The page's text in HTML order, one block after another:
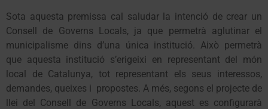
Sota aquesta premissa cal saludar la intenció de crear un
Consell de Governs Locals, ja que permetrà aglutinar el
municipalisme dins d’una única institució. Això permetrà
que aquesta institució s’erigeixi en representant del món
local de Catalunya, tot representant els seus interessos,
demandes, queixes i propostes. A més, segons el projecte de
llei del Consell de Governs Locals, aquest es configurarà